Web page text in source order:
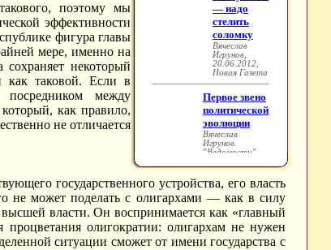
поэтому мы
эффективности
фигура главы
мере, именно на
некоторый
как таковой. Если в
посредником между
как правило,
не отличается
государственного устройства, его власть
не может поделать с олигархами — как в силу
власти. Он воспринимается как «главный
олигократии: олигархам не нужен
ситуации сможет от имени государства с